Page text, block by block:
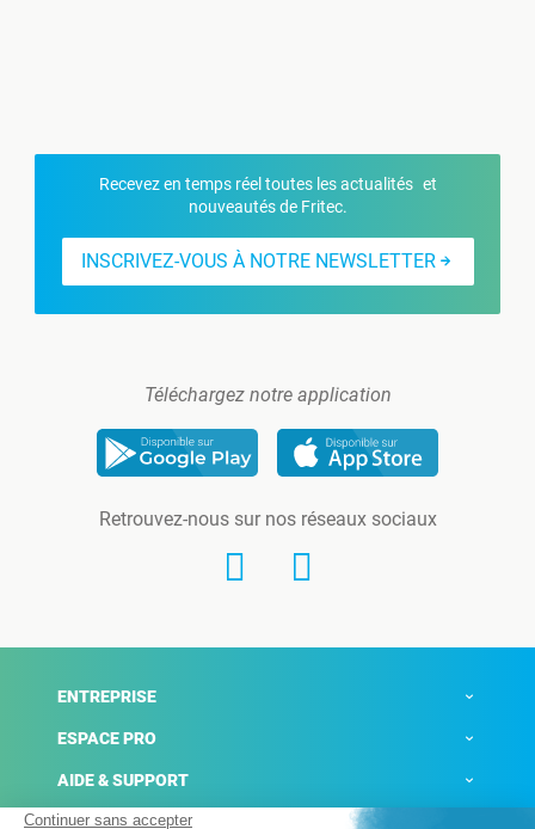
Recevez en temps réel toutes les actualités et
nouveautés de Fritec.
INSCRIVEZ-VOUS À NOTRE NEWSLETTER
Téléchargez notre application
Retrouvez-nous sur nos réseaux sociaux
ENTREPRISE
ESPACE PRO
AIDE & SUPPORT
ACTUALITÉS